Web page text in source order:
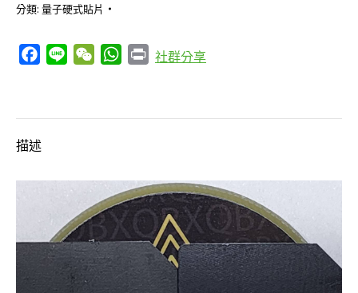
化
程/Q.B.U.
個
訊
強
分類: 量子硬式貼片
Facebook
Line WeChatWhatsApp
Print
社群分享
描述